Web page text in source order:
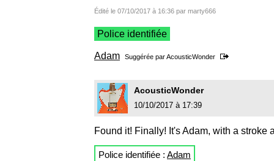
Édité le 07/10/2017 à 16:36 par marty666
Police identifiée
Adam Suggérée parAcousticWonder
AcousticWonder
10/10/2017 à 17:39
Found it! Finally! It's Adam, with a stroke
Police identifiée : Adam